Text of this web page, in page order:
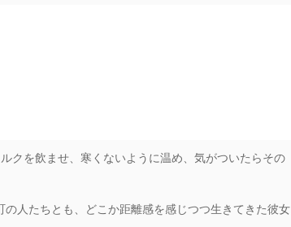
クを飲ませ、寒くないように温め、気がついたらその
人たちとも、どこか距離感を感じつつ生きてきた彼女